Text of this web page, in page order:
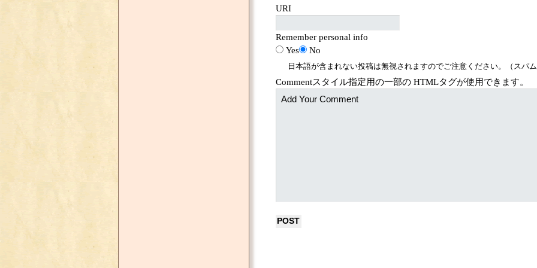
URI
Remember personal info
Yes
No
日本語が含まれない投稿は無視されますのでご注意ください。（スパ
Commentスタイル指定用の一部の HTMLタグが使用できます。